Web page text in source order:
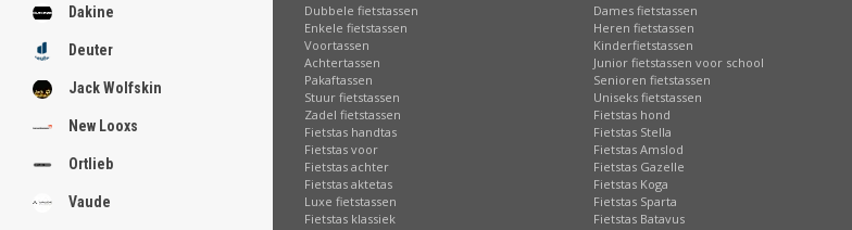
Dakine
Deuter
Jack Wolfskin
New Looxs
Ortlieb
Vaude
Dubbele fietstassen
Enkele fietstassen
Voortassen
Achtertassen
Pakaftassen
Stuur fietstassen
Zadel fietstassen
Fietstas handtas
Fietstas voor
Fietstas achter
Fietstas aktetas
Luxe fietstassen
Fietstas klassiek
Dames fietstassen
Heren fietstassen
Kinderfietstassen
Junior fietstassen voor school
Senioren fietstassen
Uniseks fietstassen
Fietstas hond
Fietstas Stella
Fietstas Amslod
Fietstas Gazelle
Fietstas Koga
Fietstas Sparta
Fietstas Batavus